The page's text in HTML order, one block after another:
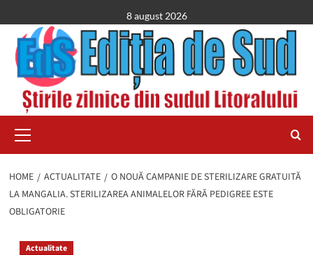
to
content
8 august 2026
Menu
HOME ACTUALITATE
O NOUĂ CAMPANIE DE STERILIZARE GRATUITĂ
LA MANGALIA. STERILIZAREA ANIMALELOR FĂRĂ PEDIGREE ESTE
OBLIGATORIE
Actualitate